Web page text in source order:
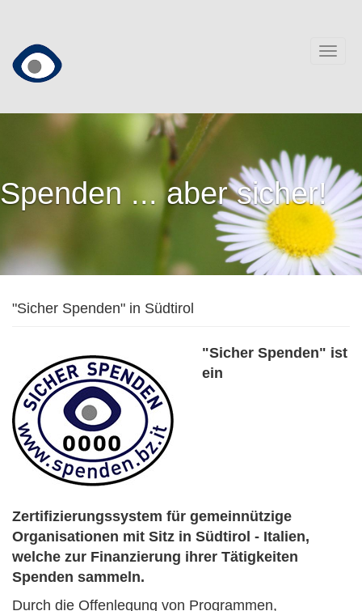
Inhalt
Spenden ... aber sicher!
"Sicher Spenden" in Südtirol
"Sicher Spenden" ist
ein
Zertifizierungssystem für gemeinnützige
Organisationen mit Sitz in Südtirol - Italien,
welche zur Finanzierung ihrer Tätigkeiten
Spenden sammeln.
Durch die Offenlegung von Programmen,